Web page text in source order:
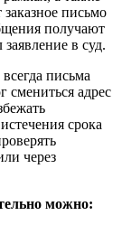
письмо
получают
в суд.
письма
смениться адрес
срока
через
можно: